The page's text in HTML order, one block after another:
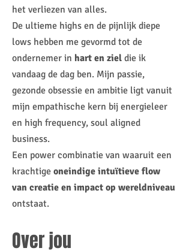
het verliezen van alles.
De ultieme highs en de pijnlijk diepe
lows hebben me gevormd tot de
ondernemer in hart en ziel die ik
vandaag de dag ben. Mijn passie,
gezonde obsessie en ambitie ligt vanuit
mijn empathische kern bij energieleer
en high frequency, soul aligned
business.
Een power combinatie van waaruit een
krachtige oneindige intuïtieve flow
van creatie en impact op wereldniveau
ontstaat.
Over jou